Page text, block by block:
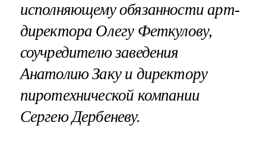
исполняющему обязанности арт-
директора Олегу Феткулову,
соучредителю заведения
Анатолию Заку и директору
пиротехнической компании
Сергею Дербеневу.